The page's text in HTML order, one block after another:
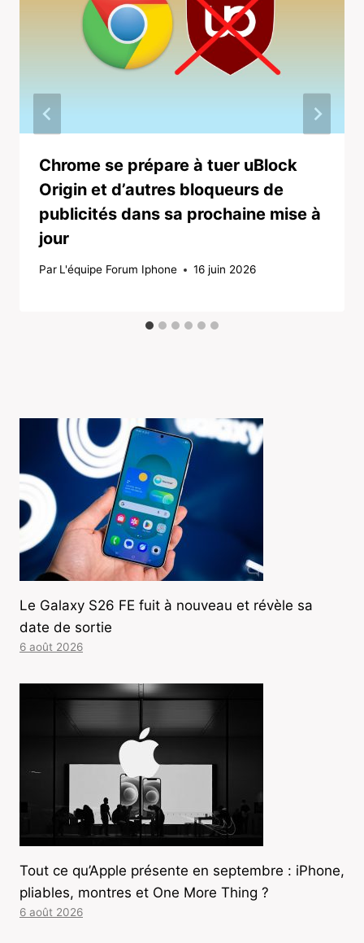
Chrome se prépare à tuer uBlock
Origin et d’autres bloqueurs de
publicités dans sa prochaine mise à
jour
Par L'équipe Forum Iphone 16 juin 2026
Le Galaxy S26 FE fuit à nouveau et révèle sa
date de sortie
6 août 2026
Tout ce qu’Apple présente en septembre : iPhone,
pliables, montres et One More Thing ?
6 août 2026